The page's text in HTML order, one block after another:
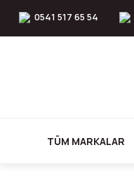
0541 517 65 54
TÜM MARKALAR